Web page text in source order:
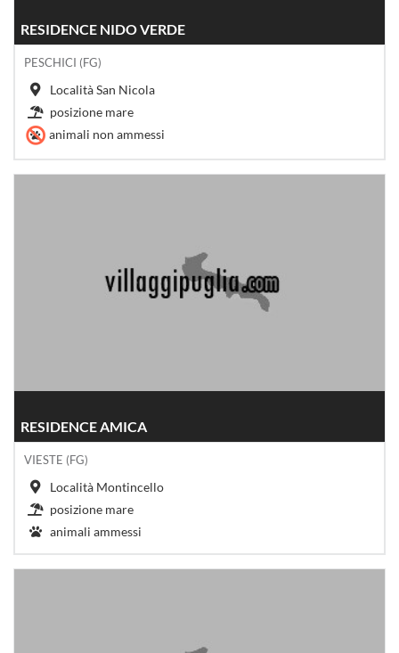
RESIDENCE NIDO VERDE
PESCHICI (FG)
Località San Nicola
posizione mare
animali non ammessi
RESIDENCE AMICA
VIESTE (FG)
Località Montincello
posizione mare
animali ammessi